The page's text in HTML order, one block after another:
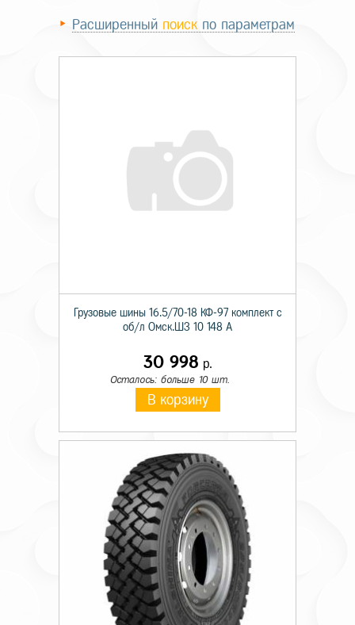
Расширенный поиск по параметрам
Грузовые шины 16.5/70-18 КФ-97 комплект с
об/л Омск.ШЗ 10 148 A
30 998 р.
Осталось: больше 10 шт.
В корзину